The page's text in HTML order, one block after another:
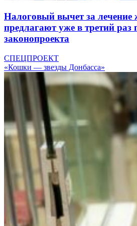
Налоговый вычет за
предлагают уже в третий раз
законопроекта
СПЕЦПРОЕКТ
«Кошки — звезды Донбасса»